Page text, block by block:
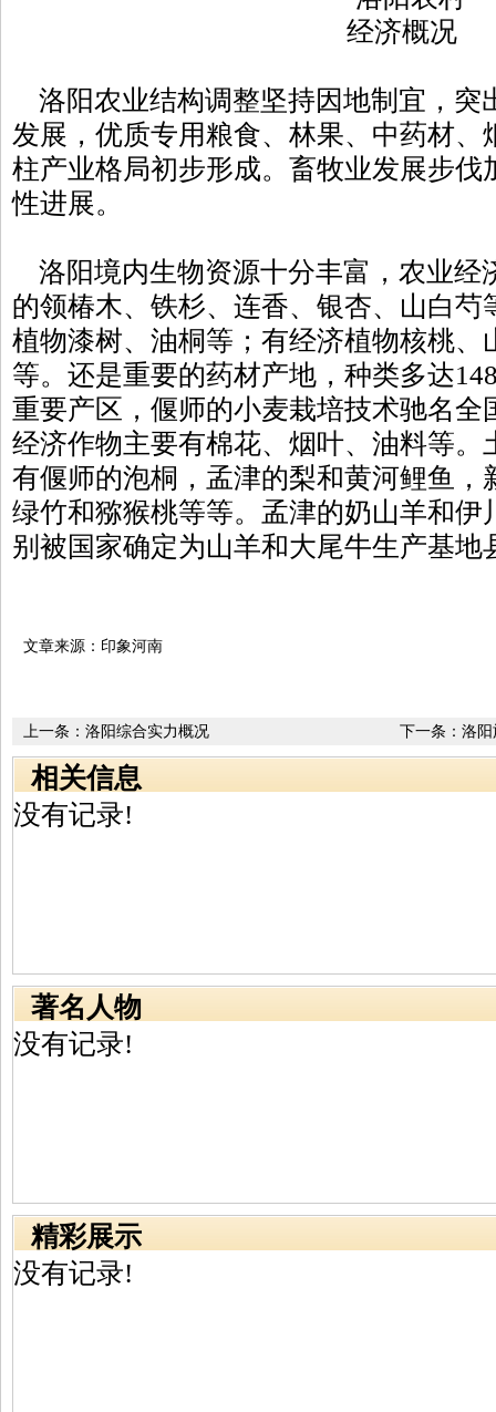
洛阳农业结构调整坚持因地制宜，突
发展，优质专用粮食、林果、中药材、
柱产业格局初步形成。畜牧业发展步伐
性进展。
洛阳境内生物资源十分丰富，农业经
的领椿木、铁杉、连香、银杏、山白芍
植物漆树、油桐等；有经济植物核桃、
等。还是重要的药材产地，种类多达
重要产区，偃师的小麦栽培技术驰名全
经济作物主要有棉花、烟叶、油料等。
有偃师的泡桐，孟津的梨和黄河鲤鱼，
绿竹和猕猴桃等等。孟津的奶山羊和伊
别被国家确定为山羊和大尾牛生产基地
文章来源：印象河南
下一条： 洛阳
上一条： 洛阳综合实力概况
相关信息
没有记录!
著名人物
没有记录!
精彩展示
没有记录!